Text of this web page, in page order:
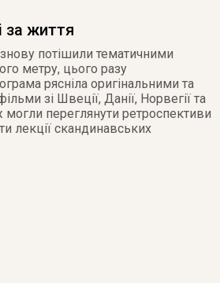
за життя
знову потішили тематичними
метру, цього разу
рясніла оригінальними та
зі Швеції, Данії, Норвегії та
могли переглянути ретроспективи
лекції скандинавських